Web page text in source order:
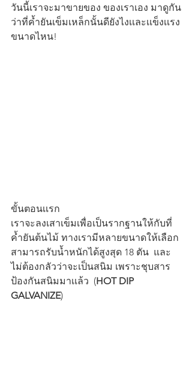
วันนี้เราจะมาขายของ ของเราเอง มาดูกัน
ว่าที่ค้ำยันเข็มเหล็กนั้นดียังไงเเละเเข็งเเรง
ขนาดไหน!
ขั้นตอนเเรก
เราจะลงเสาเข็มเพื่อเป็นรากฐานให้กับที่
ค้ำยันต้นไม้ ทางเรามีหลายขนาดให้เลือก
สามารถรับน้ำหนักได้สูงสุด 18 ตัน  และ
ไม่ต้องกลัวว่าจะเป็นสนิม เพราะชุบสาร
ป้องกันสนิมมาเเล้ว  (HOT DIP
GALVANIZE)